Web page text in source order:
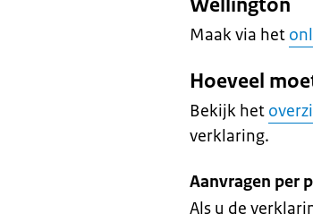
Maak via het
Hoeveel
Bekijk het
verklaring.
Aanvragen per
Als u de